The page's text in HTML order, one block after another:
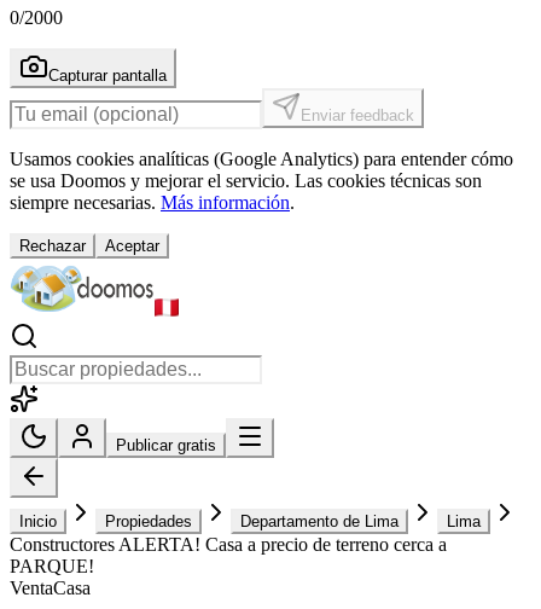
0/2000
Capturar pantalla
Enviar feedback
Usamos cookies analíticas (Google Analytics) para entender cómo
se usa Doomos y mejorar el servicio. Las cookies técnicas son
siempre necesarias. Más información.
Rechazar Aceptar
Publicar gratis
Inicio Propiedades Departamento de Lima Lima
Constructores ALERTA! Casa a precio de terreno cerca a
PARQUE!
VentaCasa